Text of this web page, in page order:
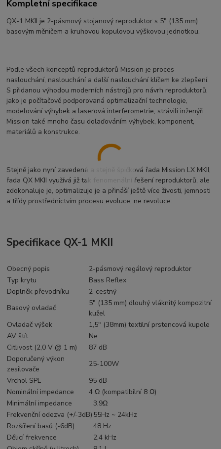
Kompletní specifikace
QX-1 MKII je 2-pásmový stojanový reproduktor s 5″ (135 mm)
basovým měničem a kruhovou kopulovou výškovou jednotkou.
Podle všech konceptů reproduktorů Mission je proces
naslouchání, naslouchání a další naslouchání klíčem ke zlepšení.
S přidanou výhodou moderních nástrojů pro návrh reproduktorů,
jako je počítačově podporovaná optimalizační technologie,
modelování výhybek a laserová interferometrie, strávili inženýři
Mission také mnoho času dolaďováním výhybek, komponent,
materiálů a konstrukce.
Stejně jako nyní zavedená a stejně špičková řada Mission LX MKII,
řada QX MKII využívá již tak fenomenální řešení reproduktorů, ale
zdokonaluje je, optimalizuje je a přináší ještě více živosti, jemnosti
a třídy prostřednictvím procesu evoluce, ne revoluce.
Specifikace QX-1 MKII
Obecný popis
2-pásmový regálový reproduktor
Typ krytu
Bass Reflex
Doplněk převodníku
2-cestný
Basový ovladač
5" (135 mm) dlouhý vláknitý kompozitní
kužel
Ovladač výšek
1,5" (38mm) textilní prstencová kupole
AV štít
Ne
Citlivost (2,0 V @ 1 m)
87 dB
Doporučený výkon
zesilovače
25-100W
Vrchol SPL
95 dB
Nominální impedance
4 Ω (kompatibilní 8 Ω)
Minimální impedance
3,9Ω
Frekvenční odezva (+/-3dB) 55Hz ~ 24kHz
Rozšíření basů (-6dB)
48 Hz
Dělicí frekvence
2,4 kHz